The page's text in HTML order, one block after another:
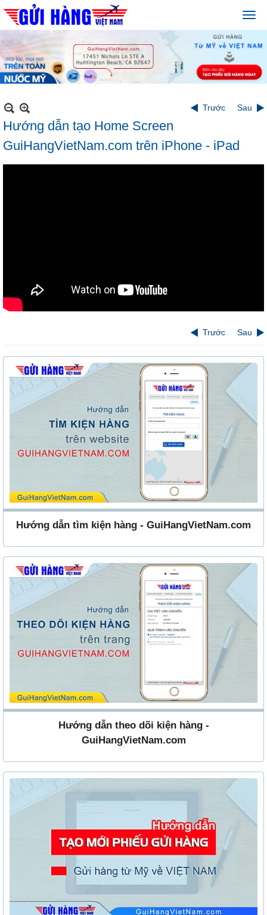
Trước Sau
Hướng dẫn tạo Home Screen
GuiHangVietNam.com trên iPhone - iPad
Trước Sau
Hướng dẫn tìm kiện hàng - GuiHangVietNam.com
Hướng dẫn theo dõi kiện hàng -
GuiHangVietNam.com